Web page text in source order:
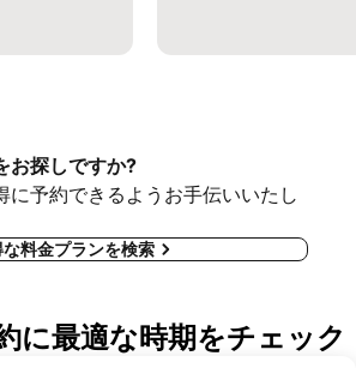
お探しですか?
に予約できるようお手伝いいたし
な料金プランを検索
に最適な時期をチェック